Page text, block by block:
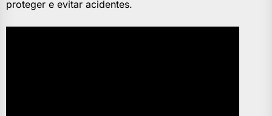
proteger e evitar acidentes.